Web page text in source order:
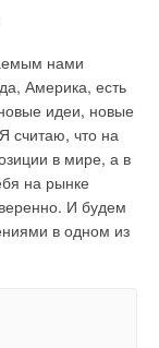
нами
Америка, есть
идеи, новые
считаю, что на
в мире, а в
на рынке
И будем
в одном из